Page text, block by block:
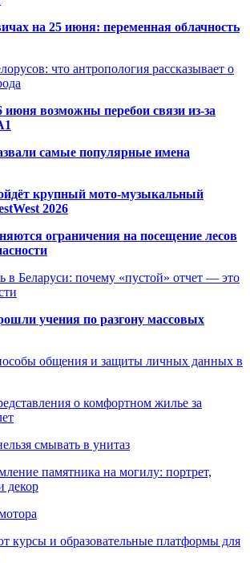
на 25 июня: переменная облачность
что антропология рассказывает о
возможны перебои связи из-за
самые популярные имена
крупный мото-музыкальный
2026
ограничения на посещение лесов
в Беларуси: почему «пустой» отчет — это
учения по разгону массовых
общения и защиты личных данных в
о комфортном жилье за
смывать в унитаз
памятника на могилу: портрет,
декор
курсы и образовательные платформы для